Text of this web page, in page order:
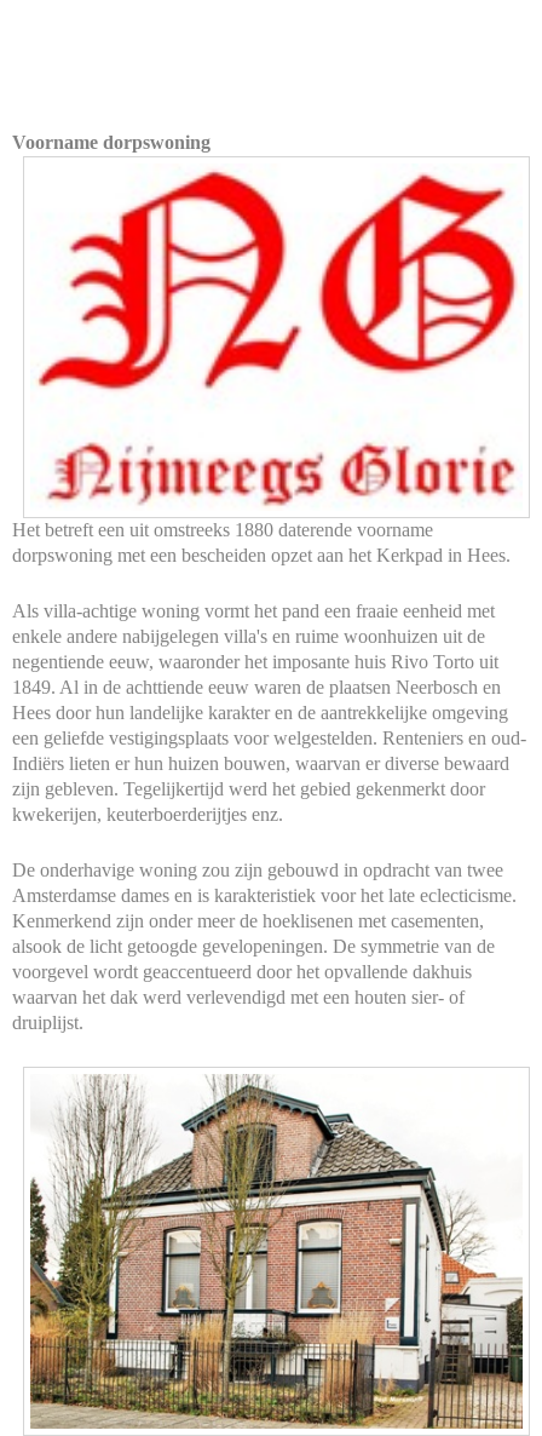
Voorname dorpswoning
Het betreft een uit omstreeks 1880 daterende voorname
dorpswoning met een bescheiden opzet aan het Kerkpad in Hees.
Als villa-achtige woning vormt het pand een fraaie eenheid met
enkele andere nabijgelegen villa's en ruime woonhuizen uit de
negentiende eeuw, waaronder het imposante huis Rivo Torto uit
1849. Al in de achttiende eeuw waren de plaatsen Neerbosch en
Hees door hun landelijke karakter en de aantrekkelijke omgeving
een geliefde vestigingsplaats voor welgestelden. Renteniers en oud-
Indiërs lieten er hun huizen bouwen, waarvan er diverse bewaard
zijn gebleven. Tegelijkertijd werd het gebied gekenmerkt door
kwekerijen, keuterboerderijtjes enz.
De onderhavige woning zou zijn gebouwd in opdracht van twee
Amsterdamse dames en is karakteristiek voor het late eclecticisme.
Kenmerkend zijn onder meer de hoeklisenen met casementen,
alsook de licht getoogde gevelopeningen. De symmetrie van de
voorgevel wordt geaccentueerd door het opvallende dakhuis
waarvan het dak werd verlevendigd met een houten sier- of
druiplijst.